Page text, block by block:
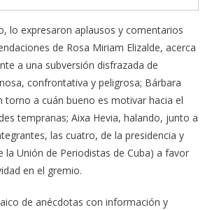
lo expresaron aplausos y comentarios
de Rosa Miriam Elizalde, acerca
a una subversión disfrazada de
confrontativa y peligrosa; Bárbara
torno a cuán bueno es motivar hacia el
tempranas; Aixa Hevia, halando, junto a
las cuatro, de la presidencia y
la Unión de Periodistas de Cuba) a favor
en el gremio.
de anécdotas con información y